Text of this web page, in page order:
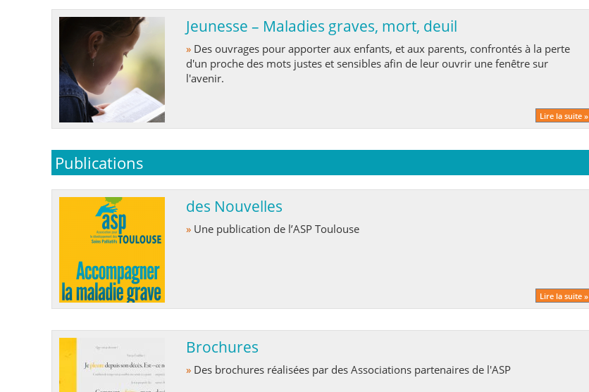
Jeunesse – Maladies graves, mort, deuil
»
d'un proche des mots justes et sensibles afin de leur ouvrir une fenêtre sur
l'avenir.
Lire la suite »
Publications
des Nouvelles
» Une publication de l’ASP Toulouse
Lire la suite »
Brochures
» Des brochures réalisées par des Associations partenaires de l'ASP